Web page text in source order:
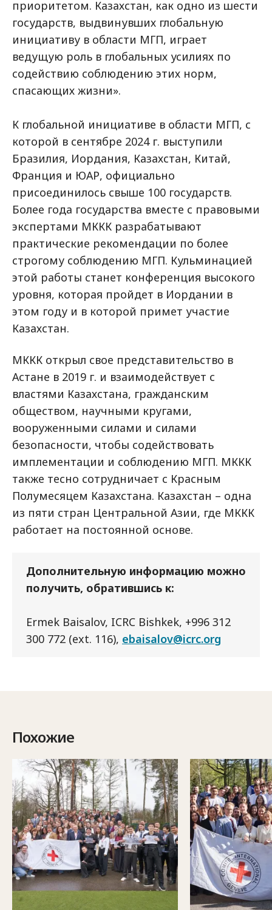
приоритетом. Казахстан, как одно из шести
государств, выдвинувших глобальную
инициативу в области МГП, играет
ведущую роль в глобальных усилиях по
содействию соблюдению этих норм,
спасающих жизни».
К глобальной инициативе в области МГП, с
которой в сентябре 2024 г. выступили
Бразилия, Иордания, Казахстан, Китай,
Франция и ЮАР, официально
присоединилось свыше 100 государств.
Более года государства вместе с правовыми
экспертами МККК разрабатывают
практические рекомендации по более
строгому соблюдению МГП. Кульминацией
этой работы станет конференция высокого
уровня, которая пройдет в Иордании в
этом году и в которой примет участие
Казахстан.
МККК открыл свое представительство в
Астане в 2019 г. и взаимодействует с
властями Казахстана, гражданским
обществом, научными кругами,
вооруженными силами и силами
безопасности, чтобы содействовать
имплементации и соблюдению МГП. МККК
также тесно сотрудничает с Красным
Полумесяцем Казахстана. Казахстан – одна
из пяти стран Центральной Азии, где МККК
работает на постоянной основе.
Дополнительную информацию можно
получить, обратившись к:
Ermek Baisalov, ICRC Bishkek, +996 312
300 772 (ext. 116), ebaisalov@icrc.org
Похожие